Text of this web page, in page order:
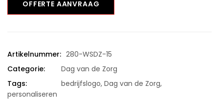
OFFERTE AANVRAAG
Artikelnummer: 280-WSDZ-15
Categorie:
Dag van de Zorg
Tags:
bedrijfslogo, Dag van de Zorg,
personaliseren